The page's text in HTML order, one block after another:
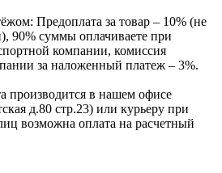
Предоплата за товар – 10% (не
90% суммы оплачиваете при
компании, комиссия
за наложенный платеж – 3%.
производится в нашем офисе
д.80 стр.23) или курьеру при
возможна оплата на расчетный